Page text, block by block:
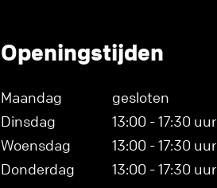
Openingstijden
Maandag
gesloten
Dinsdag
13:00 - 17:30 uur
Woensdag
13:00 - 17:30 uur
Donderdag
13:00 - 17:30 uur